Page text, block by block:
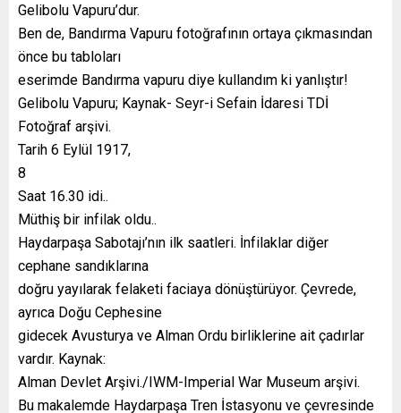
Gelibolu Vapuru’dur.
Ben de, Bandırma Vapuru fotoğrafının ortaya çıkmasından
önce bu tabloları
eserimde Bandırma vapuru diye kullandım ki yanlıştır!
Gelibolu Vapuru; Kaynak- Seyr-i Sefain İdaresi TDİ
Fotoğraf arşivi.
Tarih 6 Eylül 1917,
8
Saat 16.30 idi..
Müthiş bir infilak oldu..
Haydarpaşa Sabotajı’nın ilk saatleri. İnfilaklar diğer
cephane sandıklarına
doğru yayılarak felaketi faciaya dönüştürüyor. Çevrede,
ayrıca Doğu Cephesine
gidecek Avusturya ve Alman Ordu birliklerine ait çadırlar
vardır. Kaynak:
Alman Devlet Arşivi./IWM-Imperial War Museum arşivi.
Bu makalemde Haydarpaşa Tren İstasyonu ve çevresinde